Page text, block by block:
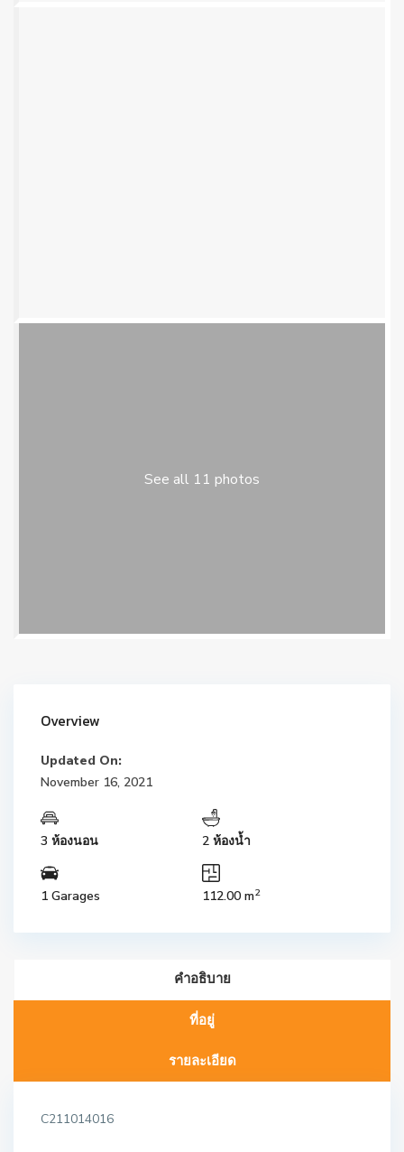
See all 11 photos
Overview
Updated On:
November 16, 2021
3 ห้องนอน 2 ห้องน้ำ
1 Garages 112.00 m2
คำอธิบาย
ที่อยู่
รายละเอียด
C211014016